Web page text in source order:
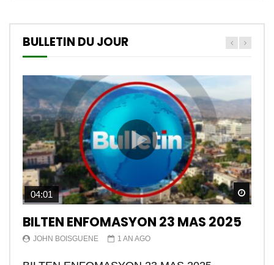
BULLETIN DU JOUR
04:01
BILTEN ENFOMASYON 23 MAS 2025
JOHN BOISGUENE 1 AN AGO